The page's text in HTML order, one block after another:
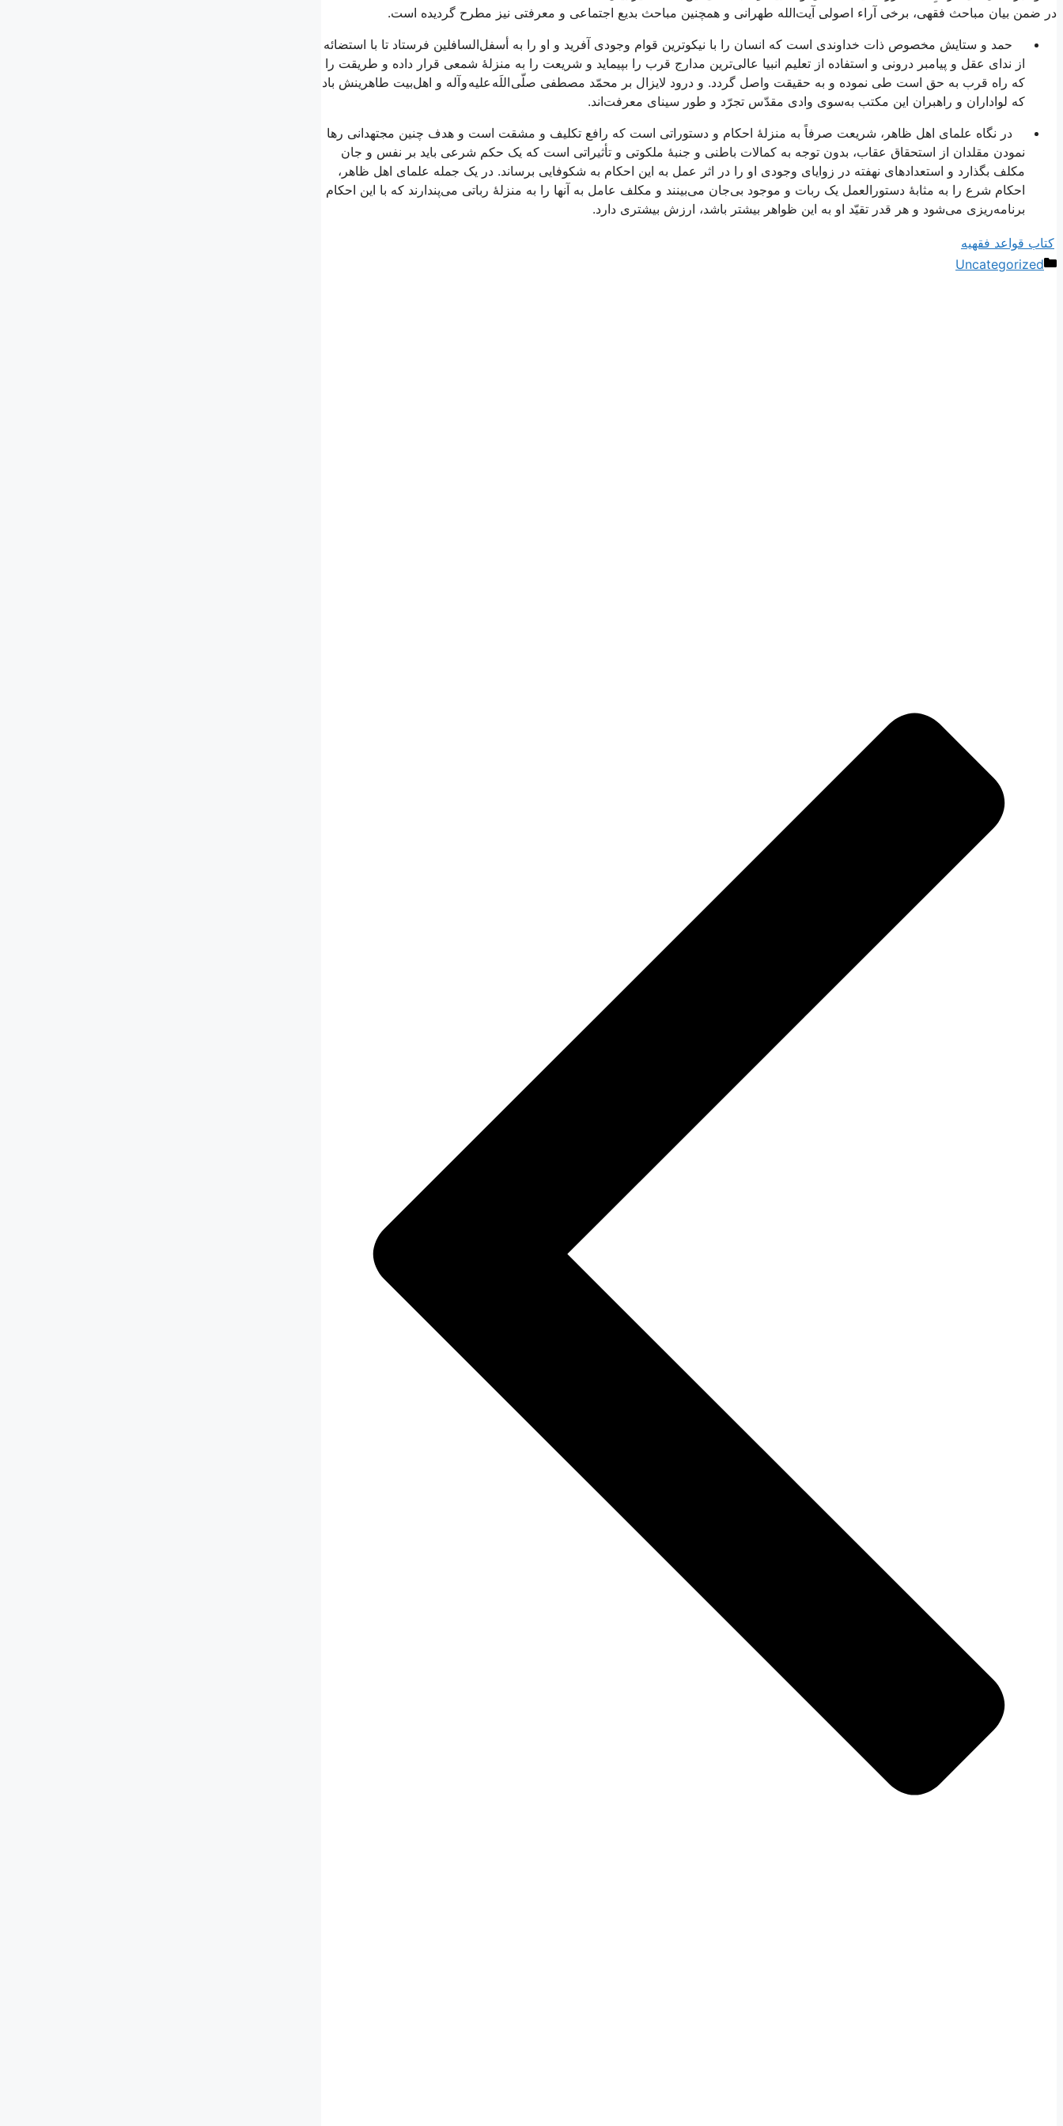
در ضمن بیان مباحث فقهی، برخی آراء اصولی‌‌ِ آیت‌الله طهرانی و همچنین مباحث بدیع اجتماعی و معرفتی نیز مطرح گردیده است.
حمد و ستایش مخصوص ذات خداوندی است که انسان را با نیکوترین قوام وجودی آفرید و او را به أسفل‌السافلین فرستاد تا با استضائه
از ندای عقل و پیامبر درونی و استفاده از تعلیم انبیا عالی‌ترین مدارج قرب را بپیماید و شریعت را به منزلۀ شمعی قرار داده و طریقت را
که راه قرب به حق است طی نموده و به حقیقت واصل گردد. و درود لایزال بر محمّد مصطفی صلّی اللَه علیه و آله و اهل‌بیت طاهرینش باد
که لواداران و راهبران این مکتب به‌سوی وادی مقدّس تجرّد و طور سینای معرفت‌اند.
در نگاه علمای اهل ظاهر، شریعت صرفاً به منزلۀ احکام و دستوراتی است که رافع تکلیف و مشقت است و هدف چنین مجتهدانی رها
نمودن مقلدان از استحقاق عقاب، بدون توجه به کمالات باطنی و جنبۀ ملکوتی و تأثیراتی است که یک حکم شرعی باید بر نفس و جان
مکلف بگذارد و استعدادهای نهفته در زوایای وجودی او را در اثر عمل به این احکام به شکوفایی برساند. در یک جمله علمای اهل ظاهر،
احکام شرع را به مثابۀ دستورالعمل یک ربات و موجود بی‌جان می‌بینند و مکلف عامل به آنها را به منزلۀ رباتی می‌پندارند که با این احکام
برنامه‌ریزی می‌شود و هر قدر تقیّد او به این ظواهر بیشتر باشد، ارزش بیشتری دارد.
کتاب قواعد فقهیه
دسته‌ها
Uncategorized